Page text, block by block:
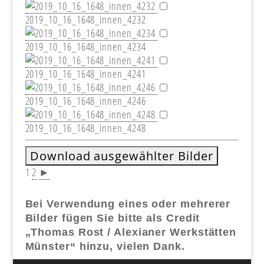
2019_10_16_1648_innen_4232
2019_10_16_1648_innen_4234
2019_10_16_1648_innen_4241
2019_10_16_1648_innen_4246
2019_10_16_1648_innen_4248
1 2 ►
Bei Verwendung eines oder mehrerer
Bilder fügen Sie bitte als Credit
„Thomas Rost / Alexianer Werkstätten
Münster“ hinzu, vielen Dank.